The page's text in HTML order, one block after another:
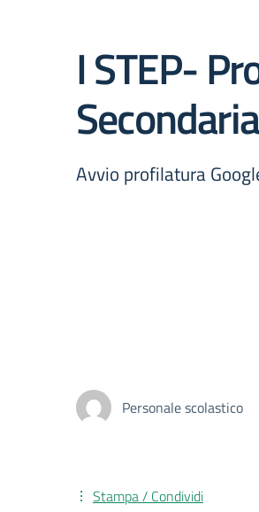
I STEP-
Avvio profilatura
Personale scolastico
Stampa / Condividi